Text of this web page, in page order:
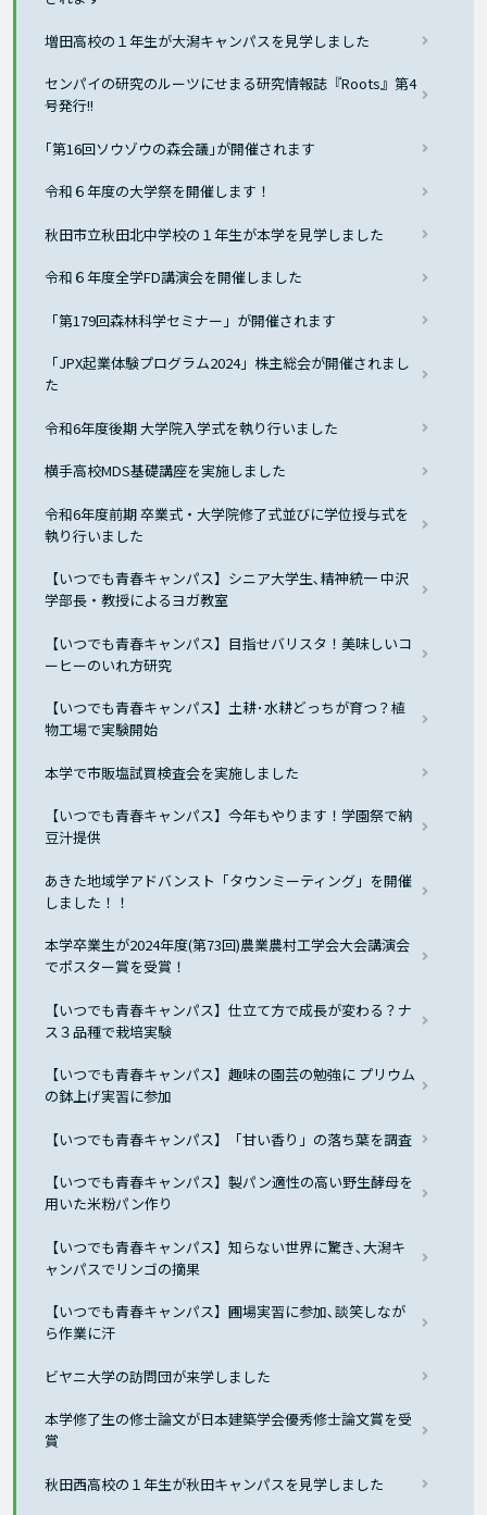
増田高校の１年生が大潟キャンパスを見学しました
センパイの研究のルーツにせまる研究情報誌『Roots』第4
号発行!!
｢第16回ソウゾウの森会議｣が開催されます
令和６年度の大学祭を開催します！
秋田市立秋田北中学校の１年生が本学を見学しました
令和６年度全学FD講演会を開催しました
「第179回森林科学セミナー」が開催されます
「JPX起業体験プログラム2024」株主総会が開催されまし
た
令和6年度後期 大学院入学式を執り行いました
横手高校MDS基礎講座を実施しました
令和6年度前期 卒業式・大学院修了式並びに学位授与式を
執り行いました
【いつでも青春キャンパス】シニア大学生､精神統一 中沢
学部長・教授によるヨガ教室
【いつでも青春キャンパス】目指せバリスタ！美味しいコ
ーヒーのいれ方研究
【いつでも青春キャンパス】土耕･水耕どっちが育つ？植
物工場で実験開始
本学で市販塩試買検査会を実施しました
【いつでも青春キャンパス】今年もやります！学園祭で納
豆汁提供
あきた地域学アドバンスト「タウンミーティング」を開催
しました！！
本学卒業生が2024年度(第73回)農業農村工学会大会講演会
でポスター賞を受賞！
【いつでも青春キャンパス】仕立て方で成長が変わる？ナ
ス３品種で栽培実験
【いつでも青春キャンパス】趣味の園芸の勉強に プリウム
の鉢上げ実習に参加
【いつでも青春キャンパス】「甘い香り」の落ち葉を調査
【いつでも青春キャンパス】製パン適性の高い野生酵母を
用いた米粉パン作り
【いつでも青春キャンパス】知らない世界に驚き､大潟キ
ャンパスでリンゴの摘果
【いつでも青春キャンパス】圃場実習に参加､談笑しなが
ら作業に汗
ビヤニ大学の訪問団が来学しました
本学修了生の修士論文が日本建築学会優秀修士論文賞を受
賞
秋田西高校の１年生が秋田キャンパスを見学しました